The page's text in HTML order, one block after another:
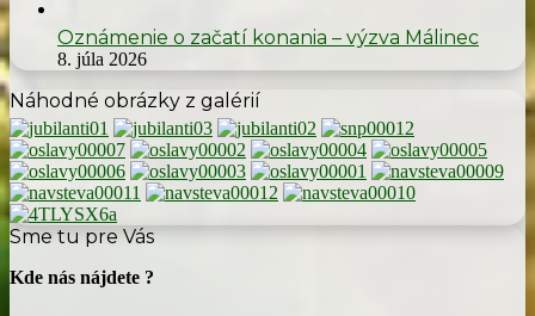
Oznámenie o začatí konania – výzva Málinec
8. júla 2026
Náhodné obrázky z galérií
Sme tu pre Vás
Kde nás nájdete ?